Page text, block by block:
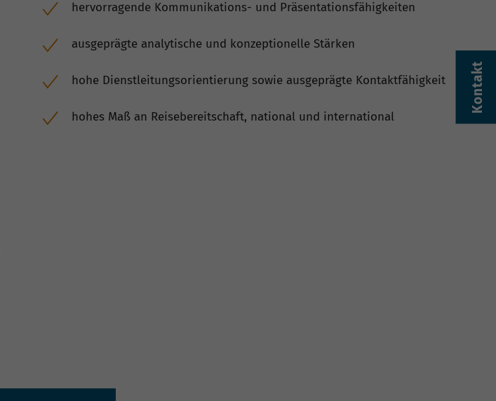
Kontakt
hervorragende Kommunikations- und Präsentationsfähigkeiten
ausgeprägte analytische und konzeptionelle Stärken
hohe Dienstleitungsorientierung sowie ausgeprägte Kontaktfähigkeit
hohes Maß an Reisebereitschaft, national und international